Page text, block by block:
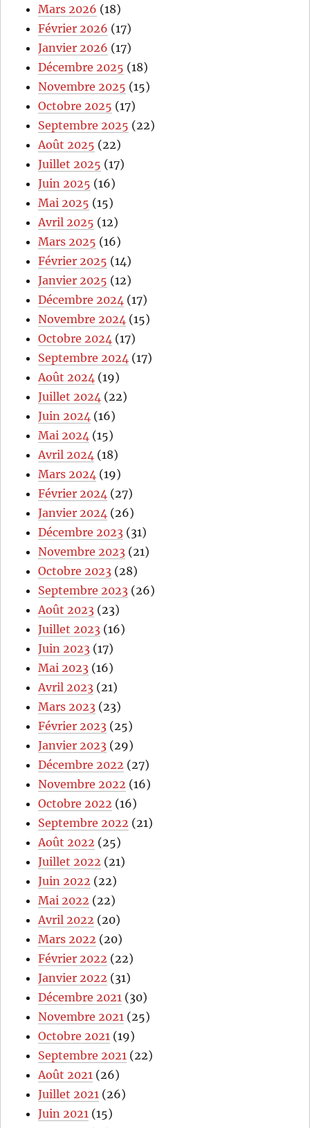
Mars 2026 (18)
Février 2026 (17)
Janvier 2026 (17)
Décembre 2025 (18)
Novembre 2025 (15)
Octobre 2025 (17)
Septembre 2025 (22)
Août 2025 (22)
Juillet 2025 (17)
Juin 2025 (16)
Mai 2025 (15)
Avril 2025 (12)
Mars 2025 (16)
Février 2025 (14)
Janvier 2025 (12)
Décembre 2024 (17)
Novembre 2024 (15)
Octobre 2024 (17)
Septembre 2024 (17)
Août 2024 (19)
Juillet 2024 (22)
Juin 2024 (16)
Mai 2024 (15)
Avril 2024 (18)
Mars 2024 (19)
Février 2024 (27)
Janvier 2024 (26)
Décembre 2023 (31)
Novembre 2023 (21)
Octobre 2023 (28)
Septembre 2023 (26)
Août 2023 (23)
Juillet 2023 (16)
Juin 2023 (17)
Mai 2023 (16)
Avril 2023 (21)
Mars 2023 (23)
Février 2023 (25)
Janvier 2023 (29)
Décembre 2022 (27)
Novembre 2022 (16)
Octobre 2022 (16)
Septembre 2022 (21)
Août 2022 (25)
Juillet 2022 (21)
Juin 2022 (22)
Mai 2022 (22)
Avril 2022 (20)
Mars 2022 (20)
Février 2022 (22)
Janvier 2022 (31)
Décembre 2021 (30)
Novembre 2021 (25)
Octobre 2021 (19)
Septembre 2021 (22)
Août 2021 (26)
Juillet 2021 (26)
Juin 2021 (15)